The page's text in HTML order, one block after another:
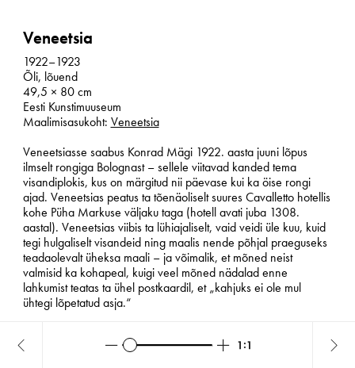
Veneetsia
1922–1923
Õli, lõuend
49,5 × 80 cm
Eesti Kunstimuuseum
Maalimisasukoht: Veneetsia
Veneetsiasse saabus Konrad Mägi 1922. aasta juuni lõpus
ilmselt rongiga Bolognast – sellele viitavad kanded tema
visandiplokis, kus on märgitud nii päevase kui ka öise rongi
ajad. Veneetsias peatus ta tõenäoliselt suures Cavalletto hotellis
kohe Püha Markuse väljaku taga (hotell avati juba 1308.
aastal). Veneetsias viibis ta lühiajaliselt, vaid veidi üle kuu, kuid
tegi hulgaliselt visandeid ning maalis nende põhjal praeguseks
teadaolevalt üheksa maali – ja võimalik, et mõned neist
valmisid ka kohapeal, kuigi veel mõned nädalad enne
lahkumist teatas ta ühel postkaardil, et „kahjuks ei ole mul
ühtegi lõpetatud asja.“
Futurist Filippo Tommaso Marinetti oli oma manifestis (1910)
Veneetsia
Zoom
out
ZoomReset